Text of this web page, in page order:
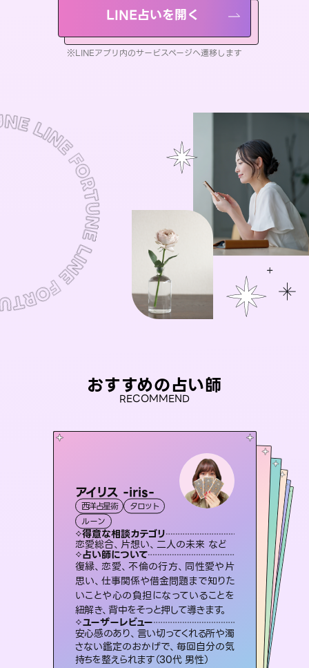
LINE占いを開く
※LINEアプリ内のサービスページへ遷移します
おすすめの占い師
RECOMMEND
アイリス -iris-
西洋占星術
タロット
ルーン
得意な相談カテゴリ
恋愛総合、片想い、二人の未来 など
占い師について
復縁、恋愛、不倫の行方、同性愛や片
思い、仕事関係や借金問題まで知りた
いことや心の負担になっていることを
紐解き、背中をそっと押して導きます。
ユーザーレビュー
安心感のあり、言い切ってくれる所や濁
さない鑑定のおかげで、毎回自分の気
持ちを整えられます（30代 男性）
桃源珠羽（とうげんみう）
霊視・オーラ タロット
スピリチュアル・リーディング
得意な相談カテゴリ
片想い、あの人の気持ち、復縁 など
占い師について
恋愛のお悩みの中でも特に「曖昧な関
係」の相談を得意としており、友達以上
恋人未満なお相手との今後や本音を丁
寧に読み解き恋愛成就へと導きます。
ユーザーレビュー
鑑定していただいてアドバイス通りに行
動すると仲が復活してきました。ありが
とうございました（40代 女性）
彗望（すいぼう
霊視・オーラ
スピリチュアル・リーディング
得意な相談カテゴリ
片想い、あの人の気持ち、復縁 など
占い師について
3,700年以上の歴史を持つ東洋最古の
占術「易占」で詳細まで占い、幸せへ向
かう道筋を示します。厳しい結果にも具
体的な対策をお伝えします。
ユーザーレビュー
複雑な背景もしっかり聞いて鑑定して
いただけました。気持ちが楽になりまし
た（50代 女性）
おう 霊感オラクル
霊視・オーラ
オラクルカード
得意な相談カテゴリ
恋愛総合、あの人の気持ち など
占い師について
霊視×オラクルカードを使って「今」と「未来」そして「気になるあの人の気持ち」まで丁寧に読み解き、恋や人生のヒントを優しく引き出します。
ユーザーレビュー
不安な気持ちが嘘みたいに晴れまし
た…！よく視えていらっしゃるんだなと
感じました（40代 女性）
未来視師＊花
スピリチュアル・リーディング
得意な相談カテゴリ
出逢い、片想い、復縁 など
占い師について
未来には何パターンもの選択肢があり
ます。不安で視えにくくなっているあな
たの素敵な未来を見つけ、その未来を
選択できるようアドバイスします。
ユーザーレビュー
職場の人の性質や人間関係、本心など
本当によく視えていてびっくり。対策が
打てて前向きになれます（40代）
セラピスト理恵
霊視・オーラ タロット
スピリチュアル・リーディング
得意な相談カテゴリ
片想い、二人の未来、年の差 など
占い師について
連絡再開、復縁、成就などの報告実績
多数。セラピストとして2万超の施術経
験があるからこそできる鑑定で、より良
い未来をサポートします。
ユーザーレビュー
とても心温まる鑑定でした。しかもこち
らは何も言っていないのに視えていらっ
しゃるんだなと驚きです（30代女性）